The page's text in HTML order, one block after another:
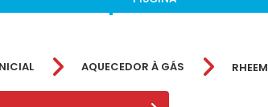
AQUECEDOR À GÁS RHEEM